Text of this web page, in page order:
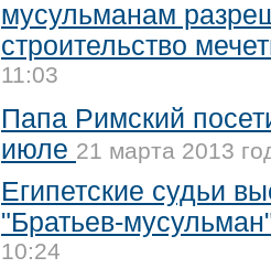
мусульманам
строительство
11:03
Папа Римский
июле 21 марта 2013
Египетские судьи
"Братьев-
10:24